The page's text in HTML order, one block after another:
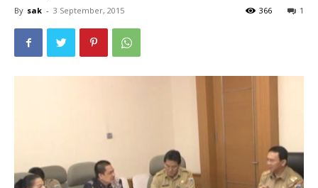
By sak - 3 September, 2015 1
366